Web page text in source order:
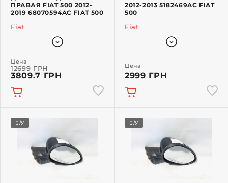
ПРАВАЯ FIAT 500 2012-
2019 68070594AC FIAT 500
Fiat
Цена
12699 ГРН
3809.7 ГРН
2012-2013 5182469AC FIAT
500
Fiat
Цена
2999 ГРН
Б/У Б/У